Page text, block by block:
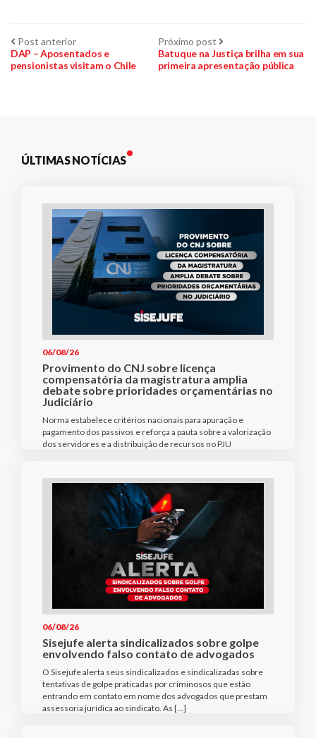
Navegação
de
Post anteriorPost
anterior:
DAP – Aposentados e
pensionistas visitam o Chile
Próximo post Próximo
post:
Batuque na Justiça brilha em sua
primeira apresentação pública
ÚLTIMAS NOTÍCIAS
06/08/26
Provimento do CNJ sobre licença
compensatória da magistratura amplia
debate sobre prioridades orçamentárias no
Judiciário
Norma estabelece critérios nacionais para apuração e
pagamento dos passivos e reforça a pauta sobre a valorização
dos servidores e a distribuição de recursos no PJU
06/08/26
Sisejufe alerta sindicalizados sobre golpe
envolvendo falso contato de advogados
O Sisejufe alerta seus sindicalizados e sindicalizadas sobre
tentativas de golpe praticadas por criminosos que estão
entrando em contato em nome dos advogados que prestam
assessoria jurídica ao sindicato. As […]